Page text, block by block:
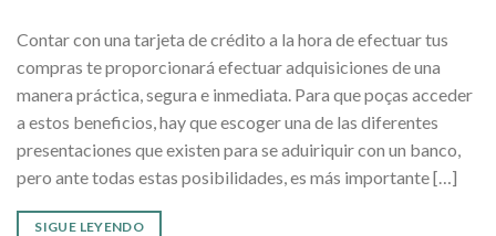
Contar con una tarjeta de crédito a la hora de efectuar tus
compras te proporcionará efectuar adquisiciones de una
manera práctica, segura e inmediata. Para que poças acceder
a estos beneficios, hay que escoger una de las diferentes
presentaciones que existen para se aduiriquir con un banco,
pero ante todas estas posibilidades, es más importante […]
SIGUE LEYENDO